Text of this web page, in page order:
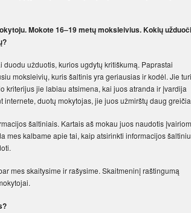
Mokote 16–19 metų moksleivius. Kokių
užduotis, kurios ugdytų kritiškumą. Paprastai
moksleivių, kuris šaltinis yra geriausias ir kodėl. Jie turi
kriterijus jie labiau atsimena, kai juos atranda ir įvardija
duotų mokytojas, jie juos užmirštų daug
šaltiniais. Kartais aš mokau juos naudotis
mes kalbame apie tai, kaip atsirinkti informacijos
mes skaitysime ir rašysime. Skaitmeninį raštingumą